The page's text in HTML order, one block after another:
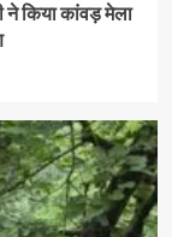
किया कांवड़ मेला